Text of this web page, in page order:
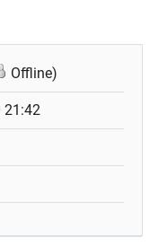
Offline)
21:42